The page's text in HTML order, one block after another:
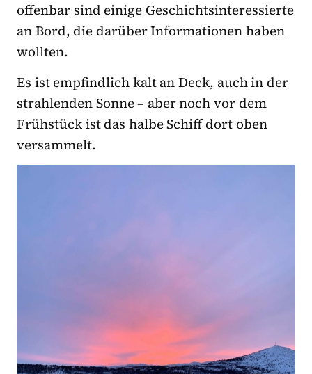
offenbar sind einige Geschichtsinteressierte
an Bord, die darüber Informationen haben
wollten.
Es ist empfindlich kalt an Deck, auch in der
strahlenden Sonne – aber noch vor dem
Frühstück ist das halbe Schiff dort oben
versammelt.